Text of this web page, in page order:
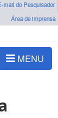
mail do Pesquisador
Área de imprensa
MENU